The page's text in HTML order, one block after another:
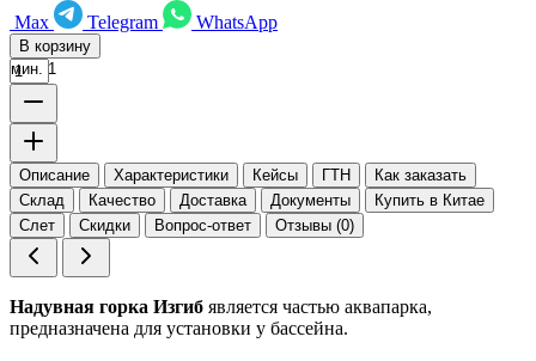
Max
Telegram WhatsApp
В корзину
мин. 1
Описание Характеристики Кейсы ГТН
Как заказать
Склад
Качество Доставка Документы
Купить в Китае
Слет
Скидки Вопрос-ответ Отзывы (0)
Надувная горка Изгиб является частью аквапарка,
предназначена для установки у бассейна.